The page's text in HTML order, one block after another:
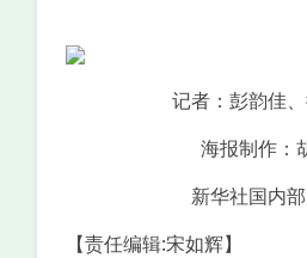
记者：彭韵佳
海报制作：
新华社国内
【责任编辑:宋如辉】